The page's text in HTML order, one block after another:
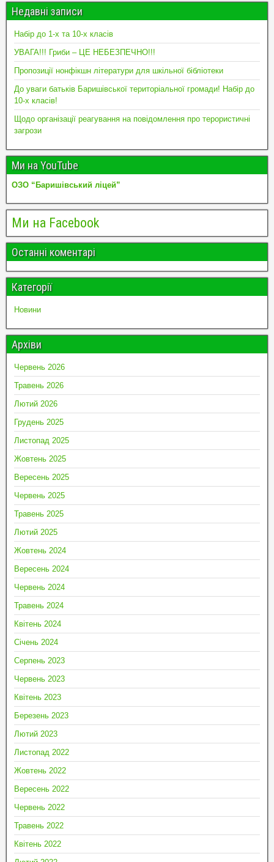
Недавні записи
Набір до 1-х та 10-х класів
УВАГА!!! Гриби – ЦЕ НЕБЕЗПЕЧНО!!!
Пропозиції нонфікшн літератури для шкільної бібліотеки
До уваги батьків Баришівської територіальної громади! Набір до
10-х класів!
Щодо організації реагування на повідомлення про терористичні
загрози
Ми на YouTube
ОЗО “Баришівський ліцей”
Ми на Facebook
Останні коментарі
Категорії
Новини
Архіви
Червень 2026
Травень 2026
Лютий 2026
Грудень 2025
Листопад 2025
Жовтень 2025
Вересень 2025
Червень 2025
Травень 2025
Лютий 2025
Жовтень 2024
Вересень 2024
Червень 2024
Травень 2024
Квітень 2024
Січень 2024
Серпень 2023
Червень 2023
Квітень 2023
Березень 2023
Лютий 2023
Листопад 2022
Жовтень 2022
Вересень 2022
Червень 2022
Травень 2022
Квітень 2022